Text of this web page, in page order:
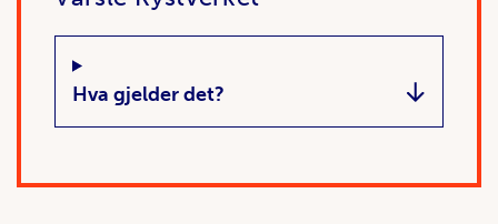
Hva gjelder det?